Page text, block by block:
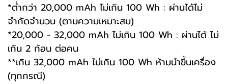
*ต่ำกว่า 20,000 mAh ไม่เกิน 100 Wh : ผ่านได้ไม่
จำกัดจำนวน (ตามความเหมาะสม)
*20,000 - 32,000 mAh ไม่เกิน 100 Wh : ผ่านได้ ไม่
เกิน 2 ก้อน ต่อคน
**เกิน 32,000 mAh ไม่เกิน 100 Wh ห้ามนำขึ้นเครื่อง
(ทุกกรณี)